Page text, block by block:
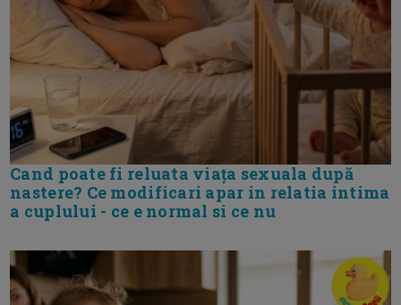
Cand poate fi reluata viața sexuala după
nastere? Ce modificari apar in relatia intima
a cuplului - ce e normal si ce nu